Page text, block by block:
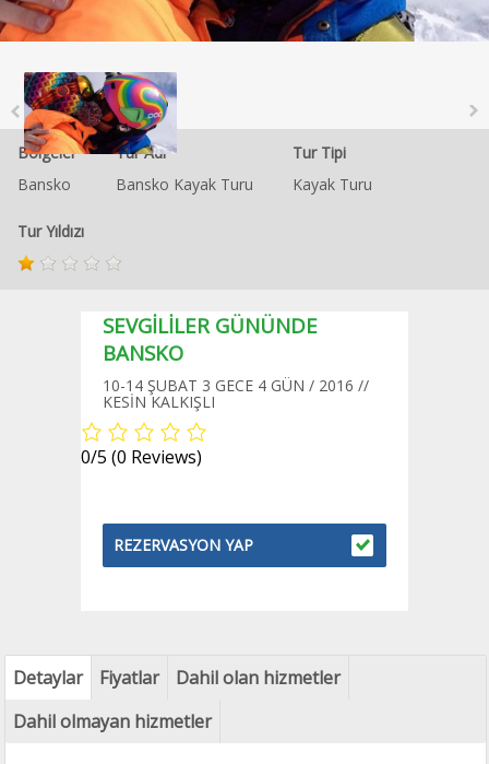
Bölgeler
Bansko
Tur Adı
Bansko Kayak Turu
Tur Tipi
Kayak Turu
Tur Yıldızı
SEVGİLİLER GÜNÜNDE
BANSKO
10-14 ŞUBAT 3 GECE 4 GÜN / 2016 //
KESİN KALKIŞLI
0/5 (0 Reviews)
REZERVASYON YAP
Detaylar Fiyatlar
Dahil olan hizmetler
Dahil olmayan hizmetler